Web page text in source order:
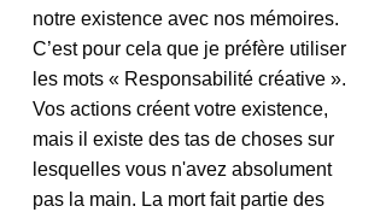
notre existence avec nos mémoires.
C’est pour cela que je préfère utiliser
les mots « Responsabilité créative ».
Vos actions créent votre existence,
mais il existe des tas de choses sur
lesquelles vous n'avez absolument
pas la main. La mort fait partie des